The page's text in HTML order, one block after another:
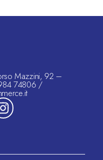
Mazzini, 92 –
74806 /